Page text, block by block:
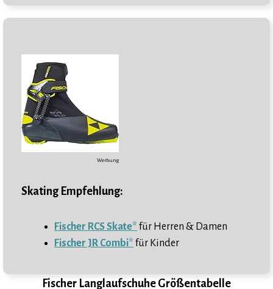
Werbung
Skating Empfehlung:
Fischer RCS Skate* für Herren & Damen
Fischer JR Combi* für Kinder
Fischer Langlaufschuhe Größentabelle